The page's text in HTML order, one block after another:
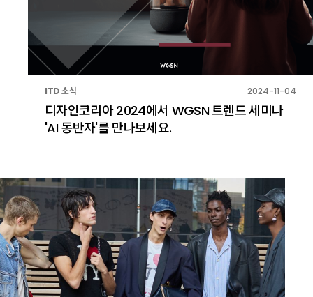
ITD 소식 2024-11-04
디자인코리아 2024에서 WGSN 트렌드 세미나
'AI 동반자'를 만나보세요.